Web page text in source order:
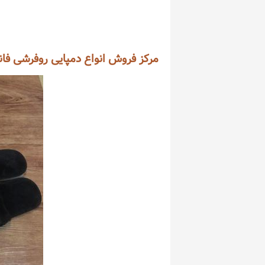
مرکز فروش انواع دمپایی روفرشی